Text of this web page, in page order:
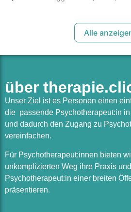
Alle
über
Unser Ziel ist es Personen einen
die passende Psychotherapeut:in
und dadurch den Zugang zu
vereinfachen.
Für Psychotherapeut:innen bieten
unkomplizierten Weg ihre Praxis
Psychotherapeut:in einer breiten
präsentieren.